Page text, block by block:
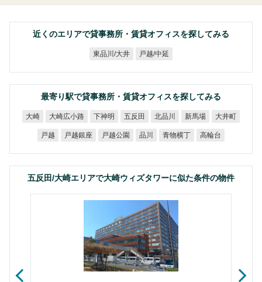
近くのエリアで貸事務所・賃貸オフィスを探してみる
東品川/大井 戸越/中延
最寄り駅で貸事務所・賃貸オフィスを探してみる
大崎 大崎広小路 下神明 五反田 北品川 新馬場 大井町
戸越 戸越銀座 戸越公園 品川 青物横丁 高輪台
五反田/大崎エリアで大崎ウィズタワーに似た条件の物件